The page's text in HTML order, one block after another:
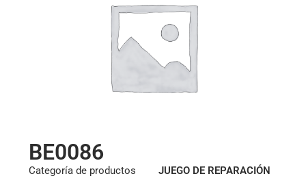
BE0086
Categoría de productos
JUEGO DE REPARACIÓN